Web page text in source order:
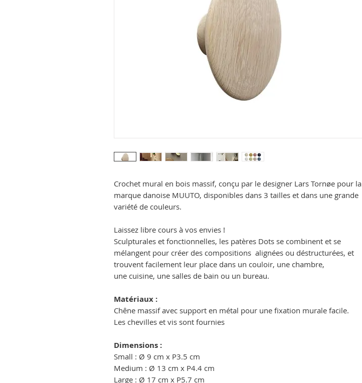
Crochet mural en bois massif, conçu par le designer Lars Tornøe pour la
marque danoise MUUTO, disponibles dans 3 tailles et dans une grande
variété de couleurs.
Laissez libre cours à vos envies !
Sculpturales et fonctionnelles, les patères Dots se combinent et se
mélangent pour créer des compositions alignées ou déstructurées, et
trouvent facilement leur place dans un couloir, une chambre,
une cuisine, une salles de bain ou un bureau.
Matériaux :
Chêne massif avec support en métal pour une fixation murale facile.
Les chevilles et vis sont fournies
Dimensions :
Small : Ø 9 cm x P3.5 cm
Medium : Ø 13 cm x P4.4 cm
Large : Ø 17 cm x P5.7 cm